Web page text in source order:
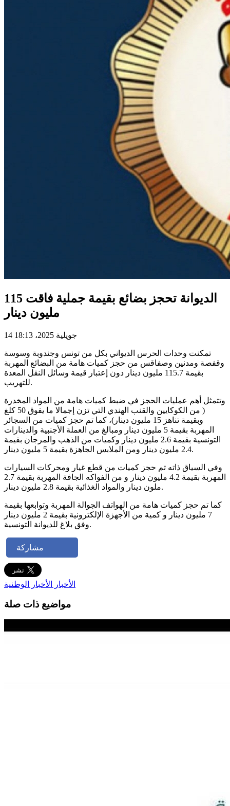
الديوانة تحجز بضائع بقيمة جملية فاقت 115
مليون دينار
14 جويلية 2025، 18:13
تمكنت وحدات الحرس الديواني بكل من تونس وجندوبة وسوسة
وقفصة ومدنين وصفاقس من حجز كميات هامة من البضائع المهربة
بقيمة 115.7 مليون دينار دون إعتبار قيمة وسائل النقل المعدة
للتهريب.
وتتمثل أهم عمليات الحجز في ضبط كميات هامة من المواد المخدرة
( من الكوكايين والقنب الهندي التي تزن إجمالا ما يفوق 50 كلغ
وبقيمة تناهز 15 مليون دينار)، كما تم حجز كميات من السجائر
المهربة بقيمة 5 مليون دينار ومبالغ من العملة الأجنبية والدينارات
التونسية بقيمة 2.6 مليون دينار وكميات من الذهب والمرجان بقيمة
2.4 مليون دينار ومن الملابس الجاهزة بقيمة 5 مليون دينار.
وفي السياق ذاته تم حجز كميات من قطع غيار ومحركات السيارات
المهربة بقيمة 4.2 مليون دينار و من الفواكه الجافة المهربة بقيمة 2.7
ملون دينار والمواد الغذائية بقيمة 2.8 مليون دينار.
كما تم حجز كميات هامة من الهواتف الجوالة المهربة وتوابعها بقيمة
7 مليون دينار و كمية من الأجهزة الإلكترونية بقيمة 2 مليون دينار
وفق بلاغ للديوانة التونسية.
مشاركة
الأخبار الأخبار الوطنية
مواضيع ذات صلة